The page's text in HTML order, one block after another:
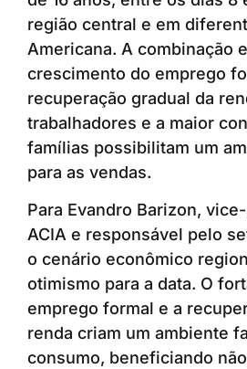
região central e em
Americana. A combinação
crescimento do emprego
recuperação gradual da
trabalhadores e a maior
famílias possibilitam um
para as vendas.
Para Evandro Barizon,
ACIA e responsável pelo
o cenário econômico
otimismo para a data. O
emprego formal e a
renda criam um ambiente
consumo, beneficiando